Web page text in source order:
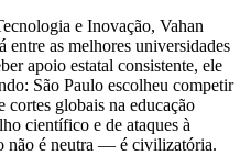
e Inovação, Vahan
entre as melhores universidades
apoio estatal consistente, ele
São Paulo escolheu competir
cortes globais na educação
científico e de ataques à
não é neutra — é civilizatória.